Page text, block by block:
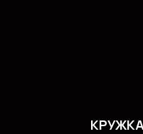
КРУЖКА